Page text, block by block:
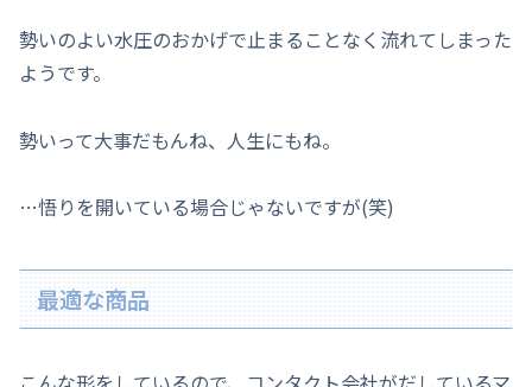
勢いのよい水圧のおかげで止まることなく流れてしまった
ようです。
勢いって大事だもんね、人生にもね。
…悟りを開いている場合じゃないですが(笑)
最適な商品